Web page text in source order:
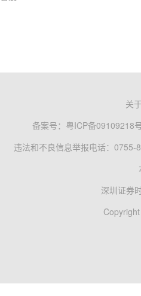
关
备案号： 粤ICP备09109218
违法和不良信息举报电话：0755-
深圳证券